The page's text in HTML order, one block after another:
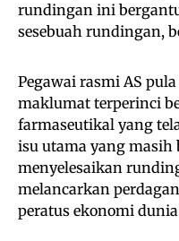
rundingan ini
sesebuah rundingan,
Pegawai rasmi AS
maklumat terperinci
farmaseutikal yang
isu utama yang masih
menyelesaikan
melancarkan
peratus ekonomi